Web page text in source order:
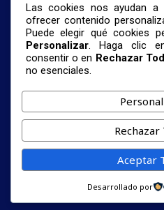
© 2026 Centro De
Profesional Universitaria
Científica Arbitrada Luis
Términos De Servicio
Las cookies nos ayudan a
ofrecer contenido
Puede elegir qué cookies
Personalizar. Haga clic
consentir o en Rechazar
no esenciales.
Rechazar
Aceptar
Desarrollado por